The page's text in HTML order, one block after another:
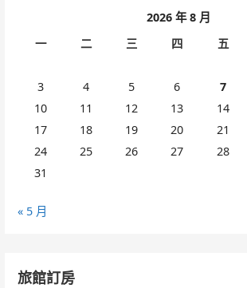
2026 年 8 月
一
二 三 四 五
3
4 5 6 7
10
11 12 13 14
17
18 19 20 21
24
25 26 27 28
31
« 5 月
旅館訂房